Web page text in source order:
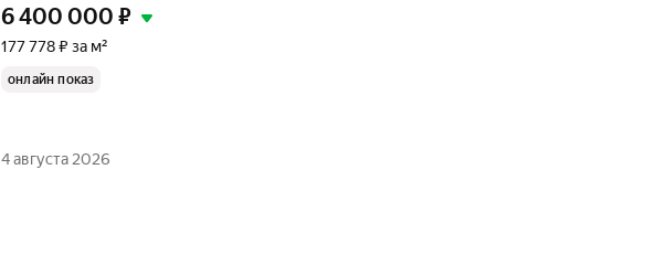
6 400 000 ₽
177 778 ₽ за м²
онлайн показ
4 августа 2026